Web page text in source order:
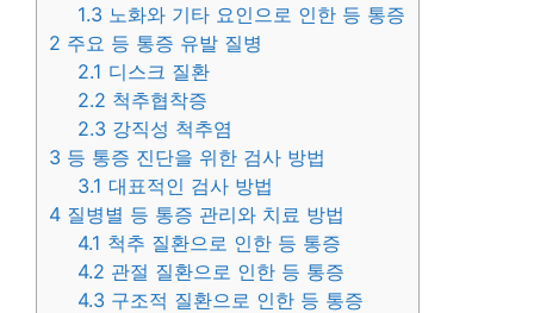
1.3 노화와 기타 요인으로 인한 등 통증
2 주요 등 통증 유발 질병
2.1 디스크 질환
2.2 척추협착증
2.3 강직성 척추염
3 등 통증 진단을 위한 검사 방법
3.1 대표적인 검사 방법
4 질병별 등 통증 관리와 치료 방법
4.1 척추 질환으로 인한 등 통증
4.2 관절 질환으로 인한 등 통증
4.3 구조적 질환으로 인한 등 통증